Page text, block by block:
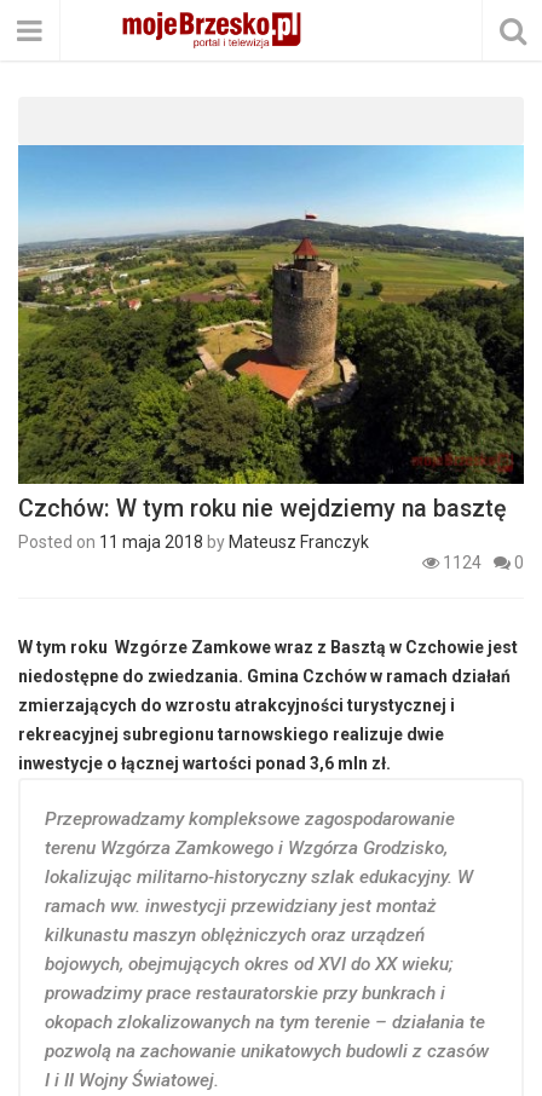
Czchów: W tym roku nie wejdziemy na basztę
Posted on 11 maja 2018 byMateusz Franczyk
1124
0
W tym roku Wzgórze Zamkowe wraz z Basztą w Czchowie jest
niedostępne do zwiedzania. Gmina Czchów w ramach działań
zmierzających do wzrostu atrakcyjności turystycznej i
rekreacyjnej subregionu tarnowskiego realizuje dwie
inwestycje o łącznej wartości ponad 3,6 mln zł.
Przeprowadzamy kompleksowe zagospodarowanie
terenu Wzgórza Zamkowego i Wzgórza Grodzisko,
lokalizując militarno-historyczny szlak edukacyjny. W
ramach ww. inwestycji przewidziany jest montaż
kilkunastu maszyn oblężniczych oraz urządzeń
bojowych, obejmujących okres od XVI do XX wieku;
prowadzimy prace restauratorskie przy bunkrach i
okopach zlokalizowanych na tym terenie – działania te
pozwolą na zachowanie unikatowych budowli z czasów
I i II Wojny Światowej.